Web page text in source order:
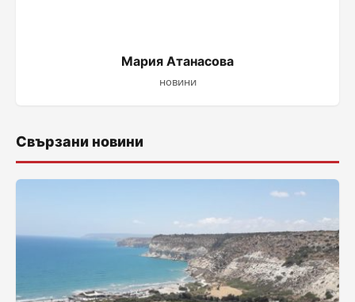
Мария Атанасова
новини
Свързани новини